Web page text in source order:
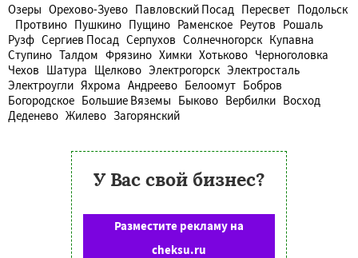
Озеры Орехово-Зуево Павловский Посад Пересвет Подольск
Протвино Пушкино Пущино Раменское Реутов Рошаль
Рузф Сергиев Посад Серпухов Солнечногорск Купавна
Ступино Талдом Фрязино Химки Хотьково Черноголовка
Чехов Шатура Щелково Электрогорск Электросталь
Электроугли Яхрома Андреево Белоомут Бобров
Богородское Большие Вяземы Быково Вербилки Восход
Деденево Жилево Загорянский
У Вас свой бизнес?
Разместите рекламу на
cheksu.ru